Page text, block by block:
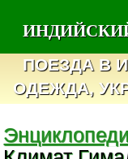
ПОЕЗДА В
ОДЕЖДА,